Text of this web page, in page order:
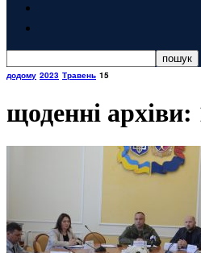
додому 2023 Травень 15
щоденні архіви: